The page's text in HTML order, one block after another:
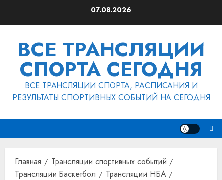
07.08.2026
ВСЕ ТРАНСЛЯЦИИ
СПОРТА СЕГОДНЯ
ВСЕ ТРАНСЛЯЦИИ СПОРТА, РАСПИСАНИЯ И
РЕЗУЛЬТАТЫ СПОРТИВНЫХ СОБЫТИЙ НА СЕГОДНЯ
Главная
Трансляции спортивных событий
Трансляции Баскетбол
Трансляции НБА